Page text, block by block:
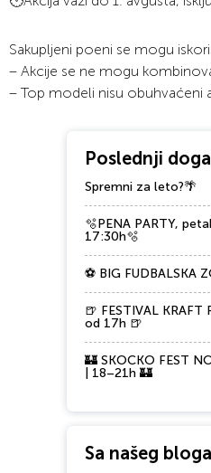
Sakupljeni poeni se mogu
– Akcije se ne mogu
– Top modeli nisu obuhvaćeni
Poslednji
Spremni za leto?🌴
🫧PENA PARTY,
17:30h🫧
⚽ BIG FUDBALSKA
🍺 FESTIVAL KRAFT
od 17h 🍺
🏰 SKOCKO FEST
| 18–21h 🏰
Sa našeg bloga